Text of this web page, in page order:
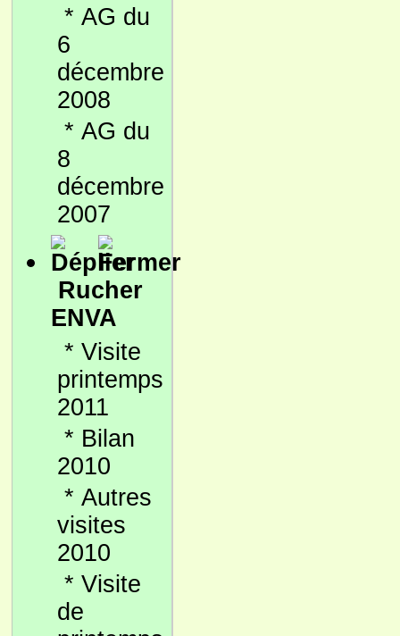
* AG du
6
décembre
2008
* AG du
8
décembre
2007
Rucher
ENVA
* Visite
printemps
2011
* Bilan
2010
* Autres
visites
2010
* Visite
de